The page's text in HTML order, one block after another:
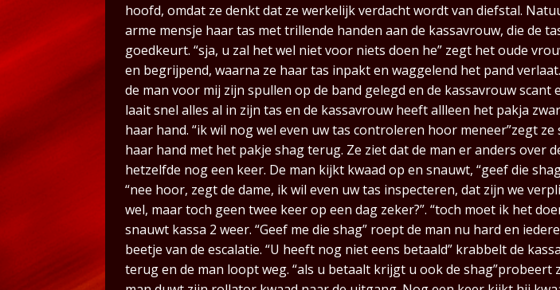
hoofd, omdat ze denkt dat ze werkelijk verdacht wordt van diefstal.
arme mensje haar tas met trillende handen aan de kassavrouw, die de
goedkeurt. “sja, u zal het wel niet voor niets doen he” zegt het oude
en begrijpend, waarna ze haar tas inpakt en waggelend het pand
de man voor mij zijn spullen op de band gelegd en de kassavrouw scant
laait snel alles al in zijn tas en de kassavrouw heeft allleen het pakja
haar hand. “ik wil nog wel even uw tas controleren hoor meneer”zegt
haar hand met het pakje shag terug. Ze ziet dat de man er anders over
hetzelfde nog een keer. De man kijkt kwaad op en snauwt, “geef die
“nee hoor, zegt de dame, ik wil even uw tas inspecteren, dat zijn we
wel, maar toch geen twee keer op een dag zeker?”. “toch moet ik het
snauwt kassa 2 weer. “Geef me die shag” roept de man nu hard en
beetje van de escalatie. “U heeft nog niet eens betaald” krabbelt de
terug en de man loopt weg. “als u betaalt krijgt u ook de shag”probeert